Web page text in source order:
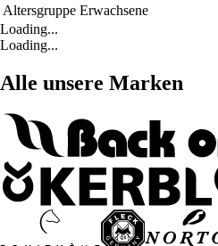
Altersgruppe Erwachsene
Loading...
Loading...
Alle unsere Marken